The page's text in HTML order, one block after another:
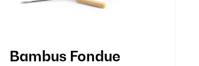
Bambus Fondue